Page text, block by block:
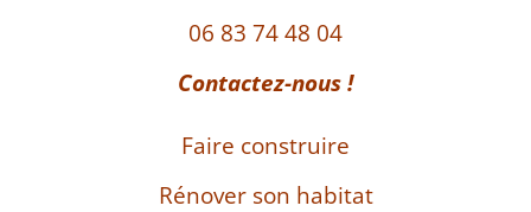
06 83 74 48 04
Contactez-nous !
Faire construire
Rénover son habitat